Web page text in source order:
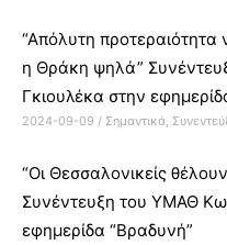
“Απόλυτη
η Θράκη ψηλά”
Γκιουλέκα στην
2024-09-09 / Σημαντικά,
“Οι Θεσσαλονικείς
Συνέντευξη του ΥΜΑΘ
εφημερίδα “Βραδυνή”